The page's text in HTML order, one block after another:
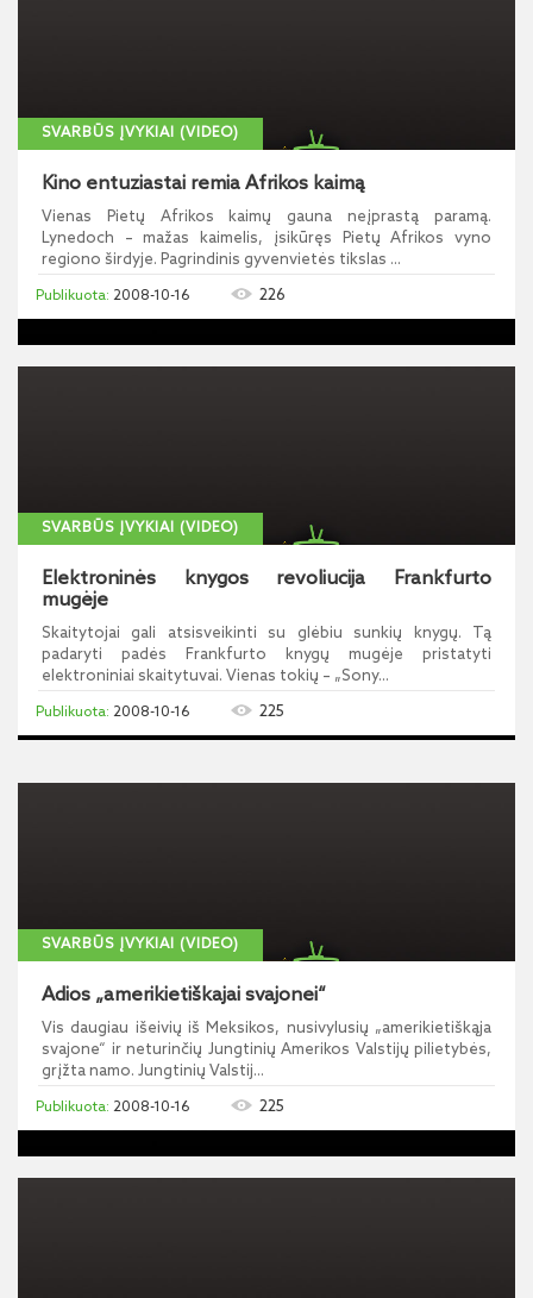
SVARBŪS ĮVYKIAI (VIDEO)
Kino entuziastai remia Afrikos kaimą
Vienas Pietų Afrikos kaimų gauna neįprastą paramą.
Lynedoch – mažas kaimelis, įsikūręs Pietų Afrikos vyno
regiono širdyje. Pagrindinis gyvenvietės tikslas ...
2008-10-16 226
SVARBŪS ĮVYKIAI (VIDEO)
Elektroninės knygos revoliucija Frankfurto
mugėje
Skaitytojai gali atsisveikinti su glėbiu sunkių knygų. Tą
padaryti padės Frankfurto knygų mugėje pristatyti
elektroniniai skaitytuvai. Vienas tokių – „Sony...
2008-10-16 225
SVARBŪS ĮVYKIAI (VIDEO)
Adios „amerikietiškajai svajonei“
Vis daugiau išeivių iš Meksikos, nusivylusių „amerikietiškąja
svajone“ ir neturinčių Jungtinių Amerikos Valstijų pilietybės,
grįžta namo. Jungtinių Valstij...
2008-10-16 225